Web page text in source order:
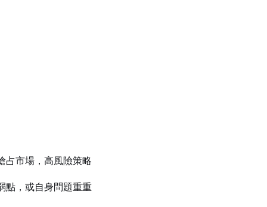
占市場，高風險策略
點，或自身問題重重